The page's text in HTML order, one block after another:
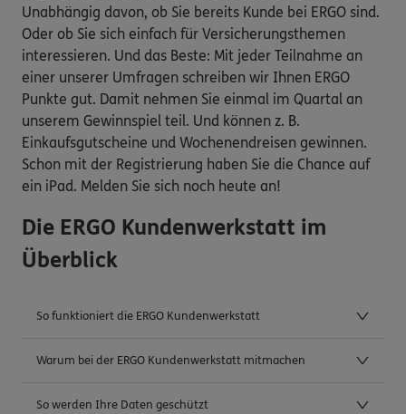
Unabhängig davon, ob Sie bereits Kunde bei ERGO sind.
Oder ob Sie sich einfach für Versicherungsthemen
interessieren. Und das Beste: Mit jeder Teilnahme an
einer unserer Umfragen schreiben wir Ihnen ERGO
Punkte gut. Damit nehmen Sie einmal im Quartal an
unserem Gewinnspiel teil. Und können z. B.
Einkaufsgutscheine und Wochenendreisen gewinnen.
Schon mit der Registrierung haben Sie die Chance auf
ein iPad. Melden Sie sich noch heute an!
Die ERGO Kundenwerkstatt im
Überblick
So funktioniert die ERGO Kundenwerkstatt
Warum bei der ERGO Kundenwerkstatt mitmachen
So werden Ihre Daten geschützt